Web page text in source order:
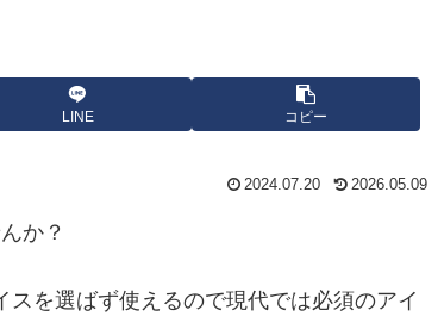
LINE コピー
2024.07.20 2026.05.09
か？
を選ばず使えるので現代では必須のアイ